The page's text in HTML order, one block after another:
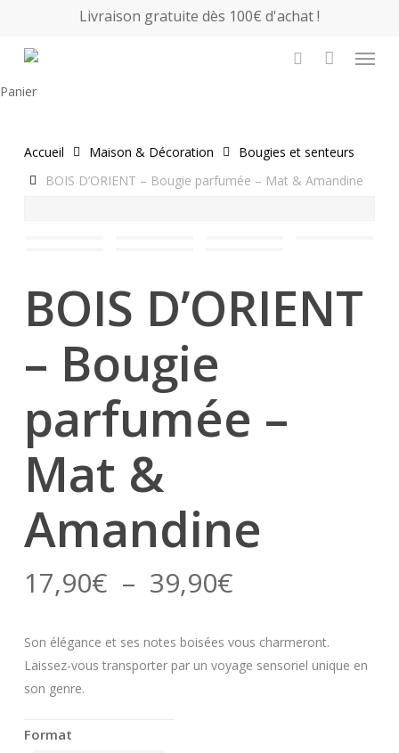
main
Livraison gratuite dès 100€ d'achat !
Menu
PanierClose
Accueil Maison & Décoration
Bougies et senteurs
BOIS D’ORIENT – Bougie parfumée – Mat & Amandine
BOIS D’ORIENT
– Bougie
parfumée –
Mat &
Amandine
17,90€ – 39,90€Plage
prix :
17,90€
Son élégance et ses notes boisées vous charmeront.
Laissez-vous transporter par un voyage sensoriel unique en
son genre.
Format